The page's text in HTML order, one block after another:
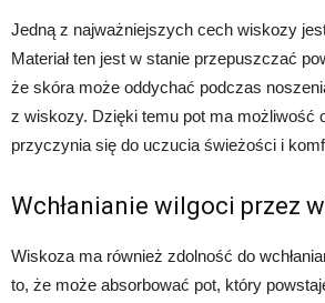
Jedną z najważniejszych cech wiskozy
Materiał ten jest w stanie przepuszczać
że ​​skóra może oddychać podczas
z wiskozy. Dzięki temu pot ma możliwość
przyczynia się do uczucia świeżości i
Wchłanianie wilgoci przez
Wiskoza ma również zdolność do
to, że może absorbować pot, który